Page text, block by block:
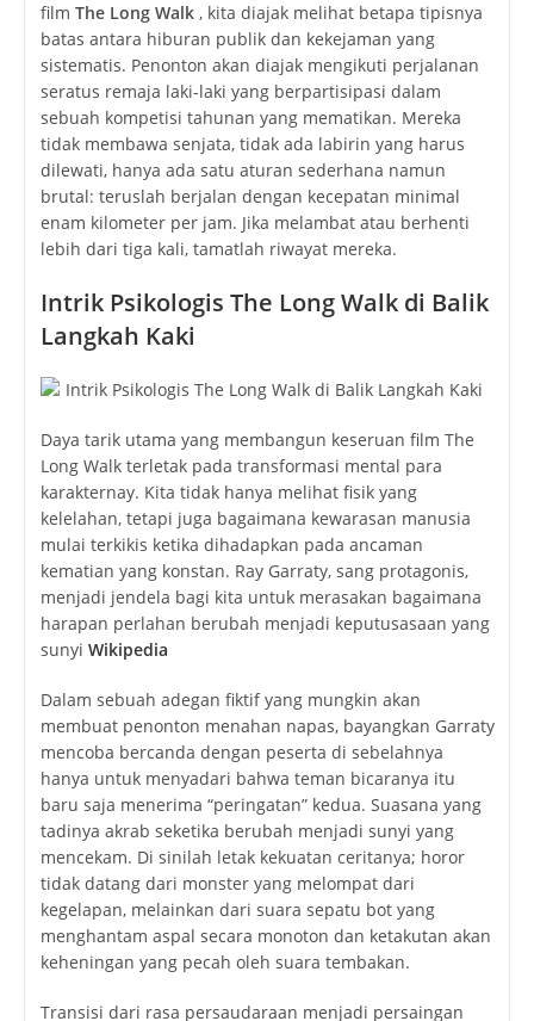
film The Long Walk , kita diajak melihat betapa tipisnya
batas antara hiburan publik dan kekejaman yang
sistematis. Penonton akan diajak mengikuti perjalanan
seratus remaja laki-laki yang berpartisipasi dalam
sebuah kompetisi tahunan yang mematikan. Mereka
tidak membawa senjata, tidak ada labirin yang harus
dilewati, hanya ada satu aturan sederhana namun
brutal: teruslah berjalan dengan kecepatan minimal
enam kilometer per jam. Jika melambat atau berhenti
lebih dari tiga kali, tamatlah riwayat mereka.
Intrik Psikologis The Long Walk di Balik
Langkah Kaki
Daya tarik utama yang membangun keseruan film The
Long Walk terletak pada transformasi mental para
karakternay. Kita tidak hanya melihat fisik yang
kelelahan, tetapi juga bagaimana kewarasan manusia
mulai terkikis ketika dihadapkan pada ancaman
kematian yang konstan. Ray Garraty, sang protagonis,
menjadi jendela bagi kita untuk merasakan bagaimana
harapan perlahan berubah menjadi keputusasaan yang
sunyi Wikipedia
Dalam sebuah adegan fiktif yang mungkin akan
membuat penonton menahan napas, bayangkan Garraty
mencoba bercanda dengan peserta di sebelahnya
hanya untuk menyadari bahwa teman bicaranya itu
baru saja menerima “peringatan” kedua. Suasana yang
tadinya akrab seketika berubah menjadi sunyi yang
mencekam. Di sinilah letak kekuatan ceritanya; horor
tidak datang dari monster yang melompat dari
kegelapan, melainkan dari suara sepatu bot yang
menghantam aspal secara monoton dan ketakutan akan
keheningan yang pecah oleh suara tembakan.
Transisi dari rasa persaudaraan menjadi persaingan